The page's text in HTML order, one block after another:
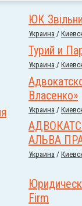
ЮК
Украина /
Турий и
Украина /
Власенко»
Украина /
АЛЬВА
Украина /
Firm